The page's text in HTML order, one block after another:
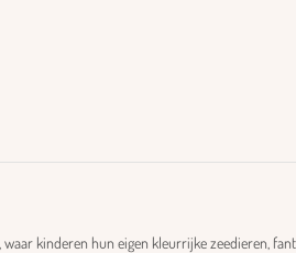
kinderen hun eigen kleurrijke zeedieren,